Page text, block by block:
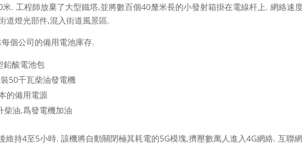
. 工程師放棄了大型鐵塔,並將數百個40釐米長的小發射箱掛在電線杆上. 網絡速
道燈光部件,混入街道風景區.
個公司的備用電池庫存.
鉛酸電池包
50千瓦柴油發電機
的備用電源
柴油,爲發電機加油
持4至5小時. 該機將自動關閉極其耗電的5G模塊,擠壓數萬人進入4G網絡. 互聯